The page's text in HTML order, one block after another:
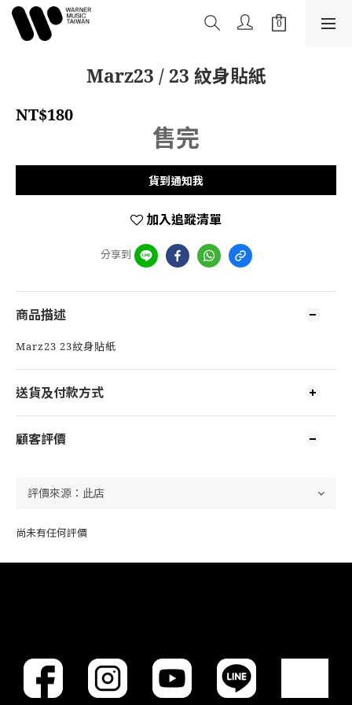
Marz23 / 23 紋身貼紙
NT$180
售完
貨到通知我
加入追蹤清單
分享到
商品描述
Marz23 23紋身貼紙
送貨及付款方式
顧客評價
尚未有任何評價